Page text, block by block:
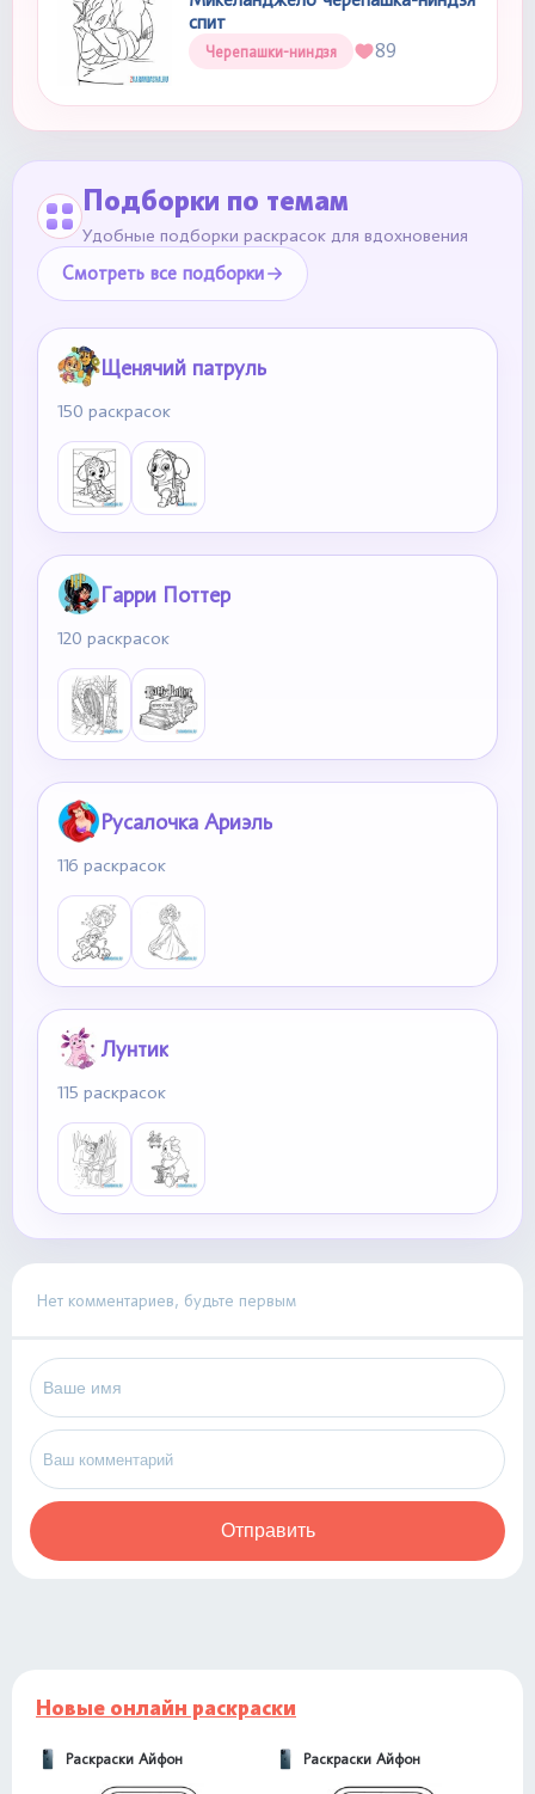
спит
Черепашки-ниндзя 89
Подборки по темам
Удобные подборки раскрасок для вдохновения
Смотреть все подборки
Щенячий патруль
150 раскрасок
Гарри Поттер
120 раскрасок
Русалочка Ариэль
116 раскрасок
Лунтик
115 раскрасок
Нет комментариев, будьте первым
Отправить
Новые онлайн раскраски
Раскраски Айфон Раскраски Айфон